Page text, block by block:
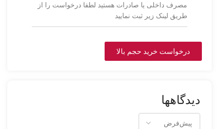
مصرف داخلی یا صادرات هستید لطفا درخواست را از
طریق لینک زیر ثبت نمایید
درخواست خرید حجم بالا
دیدگاهها